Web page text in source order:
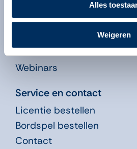
Alles
Weigeren
Leren in de Educatie
Publicaties
Webinars
Service en contact
Licentie bestellen
Bordspel bestellen
Contact